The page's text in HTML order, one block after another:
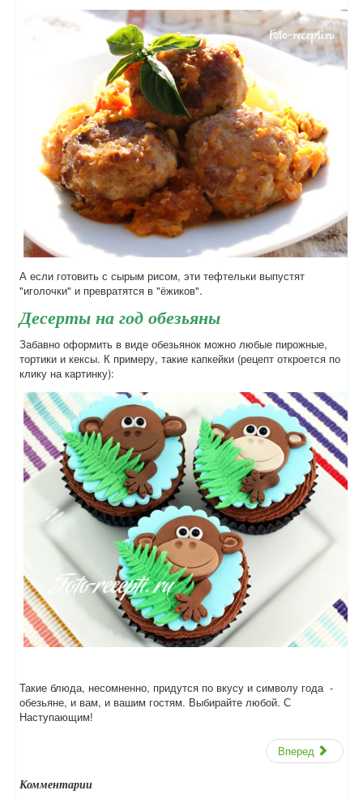
А если готовить с сырым рисом, эти тефтельки выпустят
"иголочки" и превратятся в "ёжиков".
Десерты на год обезьяны
Забавно оформить в виде обезьянок можно любые пирожные,
тортики и кексы. К примеру, такие капкейки (рецепт откроется по
клику на картинку):
Такие блюда, несомненно, придутся по вкусу и символу года -
обезьяне, и вам, и вашим гостям. Выбирайте любой. С
Наступающим!
Вперед
Комментарии